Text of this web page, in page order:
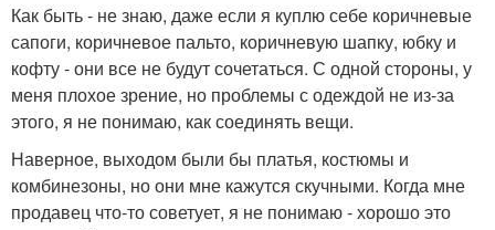
Как быть - не знаю, даже если я куплю себе коричневые
сапоги, коричневое пальто, коричневую шапку, юбку и
кофту - они все не будут сочетаться. С одной стороны, у
меня плохое зрение, но проблемы с одеждой не из-за
этого, я не понимаю, как соединять вещи.
Наверное, выходом были бы платья, костюмы и
комбинезоны, но они мне кажутся скучными. Когда мне
продавец что-то советует, я не понимаю - хорошо это